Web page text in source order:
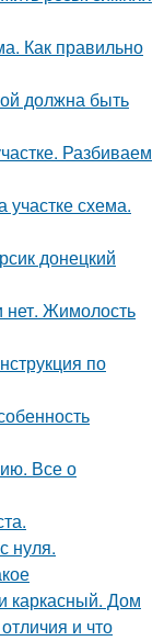
Как правильно
должна быть
Разбиваем
участке схема.
донецкий
нет. Жимолость
по
Все о
нуля.
каркасный. Дом
и что